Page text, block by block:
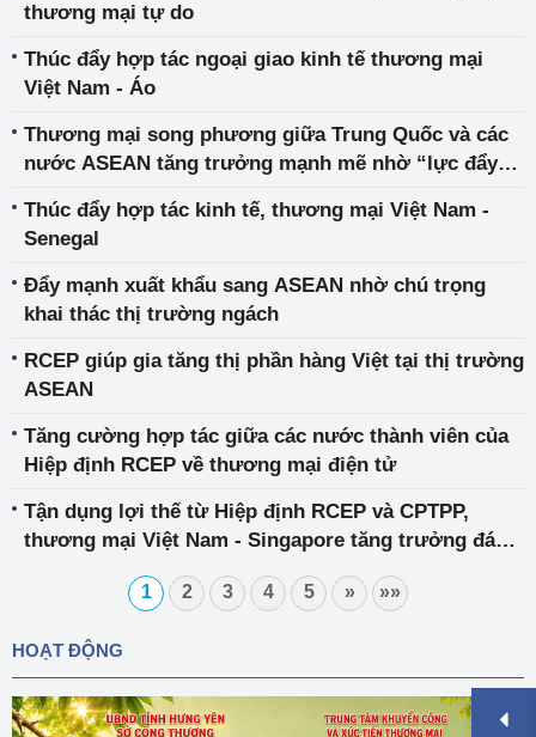
thương mại tự do
Thúc đẩy hợp tác ngoại giao kinh tế thương mại
Việt Nam - Áo
Thương mại song phương giữa Trung Quốc và các
nước ASEAN tăng trưởng mạnh mẽ nhờ “lực đẩy”
Thúc đẩy hợp tác kinh tế, thương mại Việt Nam -
Senegal
Đẩy mạnh xuất khẩu sang ASEAN nhờ chú trọng
khai thác thị trường ngách
RCEP giúp gia tăng thị phần hàng Việt tại thị trường
ASEAN
Tăng cường hợp tác giữa các nước thành viên của
Hiệp định RCEP về thương mại điện tử
Tận dụng lợi thế từ Hiệp định RCEP và CPTPP,
thương mại Việt Nam - Singapore tăng trưởng đáng
1 2 3 4 5 » »»
HOẠT ĐỘNG